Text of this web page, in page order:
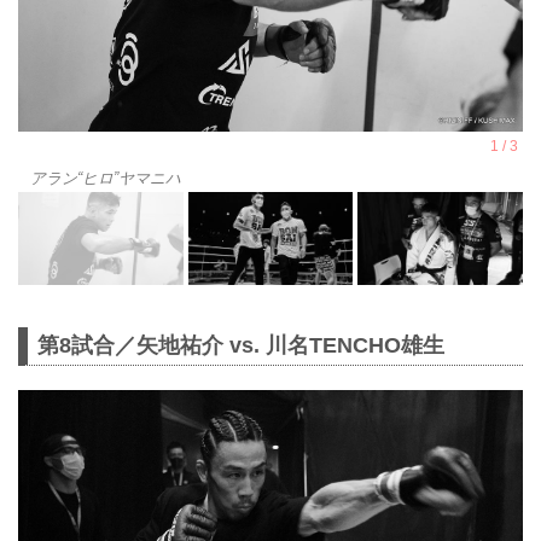
アラン“ヒロ”ヤマニハ
第8試合／矢地祐介 vs. 川名TENCHO雄生